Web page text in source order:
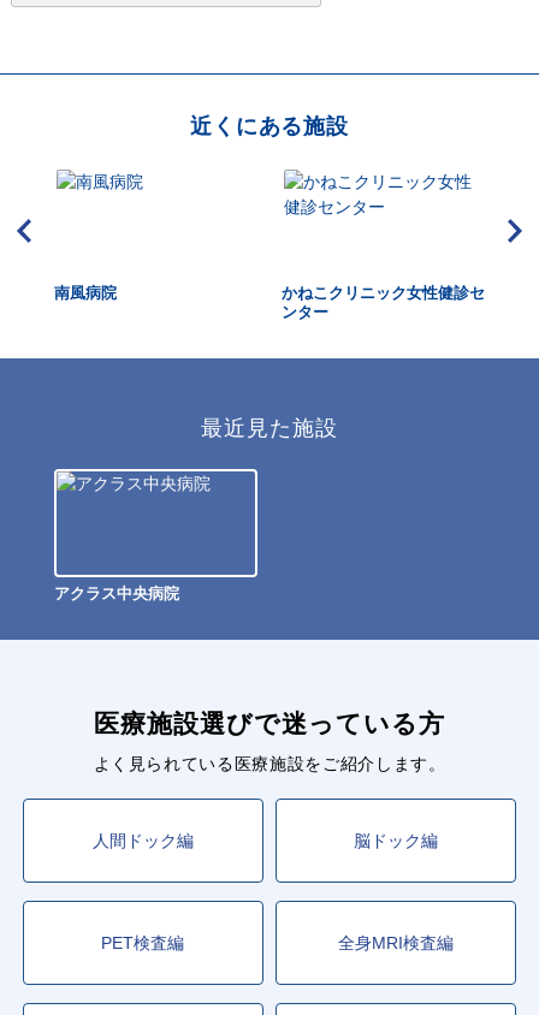
近くにある施設
南風病院
かねこクリニック女性健診セ
ンター
最近見た施設
アクラス中央病院
医療施設選びで迷っている方
よく見られている医療施設をご紹介します。
人間ドック編 脳ドック編
PET検査編 全身MRI検査編